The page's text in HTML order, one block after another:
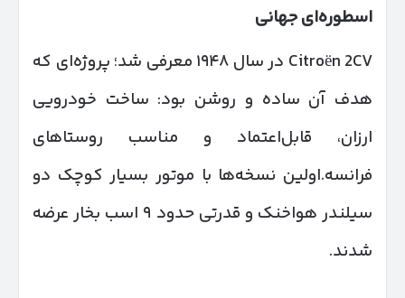
اسطوره‌ای جهانی
Citroën 2CV در سال ۱۹۴۸ معرفی شد؛ پروژه‌ای که
هدف آن ساده و روشن بود: ساخت خودرویی
ارزان، قابل‌اعتماد و مناسب روستاهای
فرانسه.اولین نسخه‌ها با موتور بسیار کوچک دو
سیلندر هواخنک و قدرتی حدود ۹ اسب بخار عرضه
شدند.